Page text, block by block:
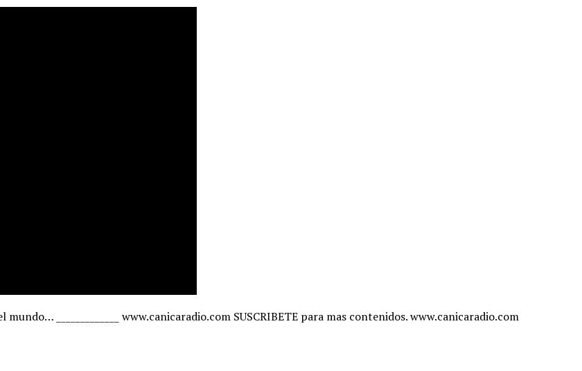
_____________ www.canicaradio.com SUSCRIBETE para mas contenidos. www.canicaradio.com